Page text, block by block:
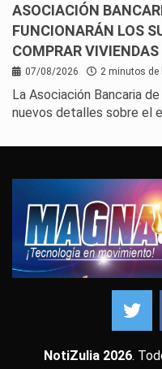
ASOCIACIÓN
FUNCIONARÁN LOS
COMPRAR
07/08/2026 2 minutos de
La Asociación Bancaria
nuevos detalles sobre el
NotiZulia 2026.